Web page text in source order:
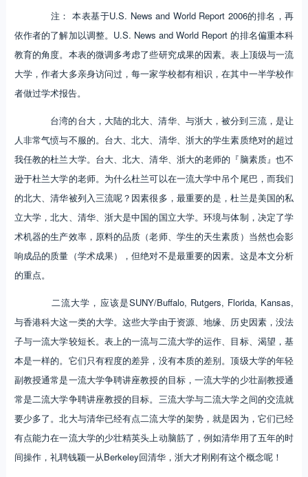
注： 本表基于U.S. News and World Report 2006的排名，再
依作者的了解加以调整。U.S. News and World Report 的排名偏重本科
教育的角度。本表的微调多考虑了些研究成果的因素。表上顶级与一流
大学，作者大多亲身访问过，每一家学校都有相识，在其中一半学校作
者做过学术报告。
台湾的台大，大陆的北大、清华、与浙大，被分到三流，是让
人非常气愤与不服的。台大、北大、清华、浙大的学生素质绝对的超过
我任教的杜兰大学。台大、北大、清华、浙大的老师的『脑素质』也不
逊于杜兰大学的老师。为什么杜兰可以在一流大学中吊个尾巴，而我们
的北大、清华被列入三流呢？因素很多，最重要的是，杜兰是美国的私
立大学，北大、清华、浙大是中国的国立大学。环境与体制，决定了学
术机器的生产效率，原料的品质（老师、学生的天生素质）当然也会影
响成品的质量（学术成果），但绝对不是最重要的因素。这是本文分析
的重点。
二流大学，应该是SUNY/Buffalo, Rutgers, Florida, Kansas,
与香港科大这一类的大学。这些大学由于资源、地缘、历史因素，没法
子与一流大学较短长。表上的一流与二流大学的运作、目标、渴望，基
本是一样的。它们只有程度的差异，没有本质的差别。顶级大学的年轻
副教授通常是一流大学争聘讲座教授的目标，一流大学的少壮副教授通
常是二流大学争聘讲座教授的目标。三流大学与二流大学之间的交流就
要少多了。北大与清华已经有点二流大学的架势，就是因为，它们已经
有点能力在一流大学的少壮精英头上动脑筋了，例如清华用了五年的时
间操作，礼聘钱颖一从Berkeley回清华，浙大才刚刚有这个概念呢！